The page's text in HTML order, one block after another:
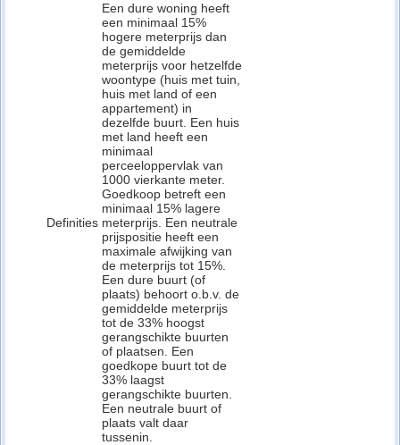
Definities
Een dure woning heeft
een minimaal 15%
hogere meterprijs dan
de gemiddelde
meterprijs voor hetzelfde
woontype (huis met tuin,
huis met land of een
appartement) in
dezelfde buurt. Een huis
met land heeft een
minimaal
perceeloppervlak van
1000 vierkante meter.
Goedkoop betreft een
minimaal 15% lagere
meterprijs. Een neutrale
prijspositie heeft een
maximale afwijking van
de meterprijs tot 15%.
Een dure buurt (of
plaats) behoort o.b.v. de
gemiddelde meterprijs
tot de 33% hoogst
gerangschikte buurten
of plaatsen. Een
goedkope buurt tot de
33% laagst
gerangschikte buurten.
Een neutrale buurt of
plaats valt daar
tussenin.